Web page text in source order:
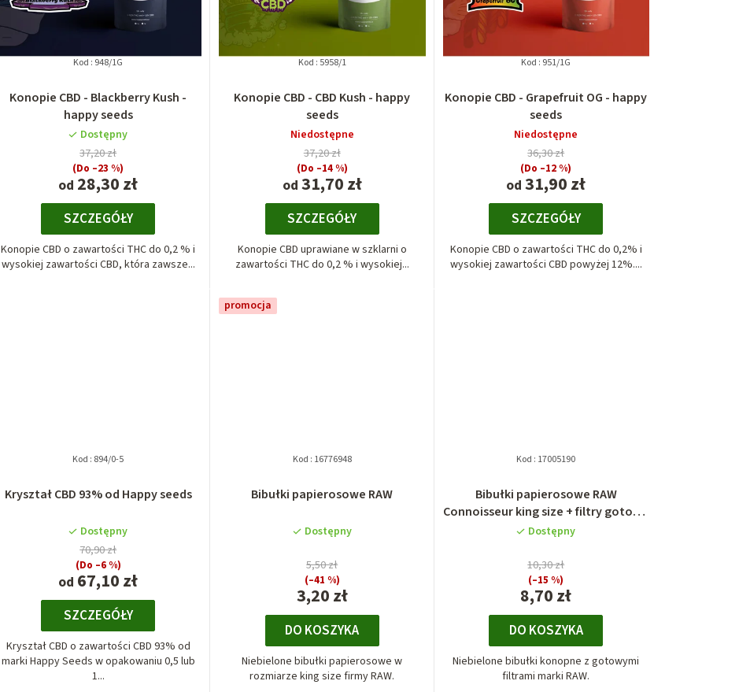
Konopie CBD - Blackberry Kush -
happy seeds
Dostępny
od 28,30 zł
37,20 zł
(Do –23 %)
SZCZEGÓŁY
Konopie CBD o zawartości THC do 0,2 % i
wysokiej zawartości CBD, która zawsze...
Kod : 948/1G
Konopie CBD - CBD Kush - happy
seeds
Niedostępne
od 31,70 zł
37,20 zł
(Do –14 %)
SZCZEGÓŁY
Konopie CBD uprawiane w szklarni o
zawartości THC do 0,2 % i wysokiej...
Kod : 5958/1
Konopie CBD - Grapefruit OG - happy
seeds
Niedostępne
od 31,90 zł
36,30 zł
(Do –12 %)
SZCZEGÓŁY
Konopie CBD o zawartości THC do 0,2% i
wysokiej zawartości CBD powyżej 12%....
Kod : 951/1G
Kryształ CBD 93% od Happy seeds
Dostępny
od 67,10 zł
70,90 zł
(Do –6 %)
SZCZEGÓŁY
Kryształ CBD o zawartości CBD 93% od
marki Happy Seeds w opakowaniu 0,5 lub
1...
Kod : 894/0-5
promocja
Bibułki papierosowe RAW
Dostępny
3,20 zł
5,50 zł
(–41 %)
DO KOSZYKA
Niebielone bibułki papierosowe w
rozmiarze king size firmy RAW.
Kod : 16776948
Bibułki papierosowe RAW
Connoisseur king size + filtry gotowe
skręcone
Dostępny
8,70 zł
10,30 zł
(–15 %)
DO KOSZYKA
Niebielone bibułki konopne z gotowymi
filtrami marki RAW.
Kod : 17005190